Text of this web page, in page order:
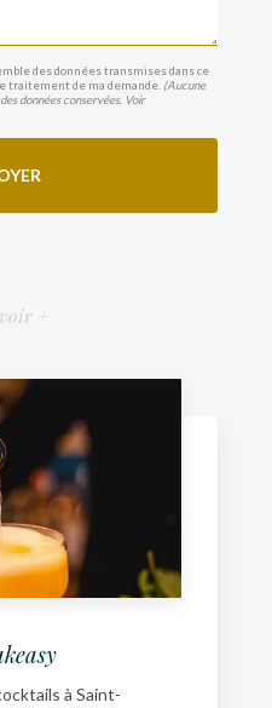
des données transmises dans ce
traitement de ma demande. (Aucune
données conservées. Voir
+
à Saint-